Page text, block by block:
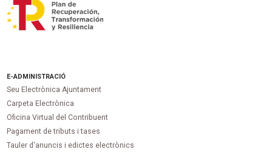
E-ADMINISTRACIÓ
Seu Electrònica Ajuntament
Carpeta Electrònica
Oficina Virtual del Contribuent
Pagament de tributs i tases
Tauler d'anuncis i edictes electrònics